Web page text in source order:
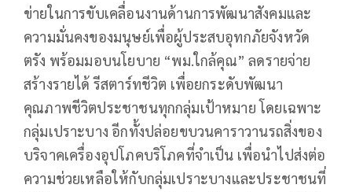
ข่ายในการขับเคลื่อนงานด้านการพัฒนาสังคมและ
ความมั่นคงของมนุษย์เพื่อผู้ประสบอุทกภัยจังหวัด
ตรัง พร้อมมอบนโยบาย “พม.ใกล้คุณ” ลดรายจ่าย
สร้างรายได้ รีสตาร์ทชีวิต เพื่อยกระดับพัฒนา
คุณภาพชีวิตประชาชนทุกกลุ่มเป้าหมาย โดยเฉพาะ
กลุ่มเปราะบาง อีกทั้งปล่อยขบวนคาราวานรถสิ่งของ
บริจาคเครื่องอุปโภคบริโภคที่จำเป็น เพื่อนำไปส่งต่อ
ความช่วยเหลือให้กับกลุ่มเปราะบางและประชาชนที่